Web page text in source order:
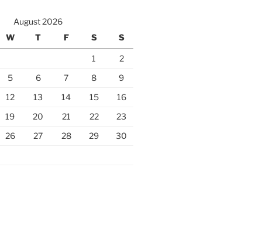
August 2026
W T F S S
1
2
5 6 7 8
9
12 13 14 15
16
19 20 21 22
23
26 27 28 29
30